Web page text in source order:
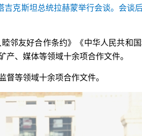
克斯坦总统拉赫蒙举行会谈。会谈
邻友好合作条约》《中华人民共和
、媒体等领域十余项合作文件。
等领域十余项合作文件。